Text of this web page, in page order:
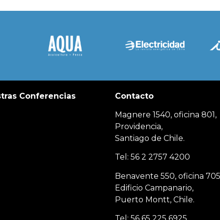
Conferencias Contacto
Magnere 1540, oficina 801,
Providencia,
Santiago de Chile.
Tel: 56 2 2757 4200
Benavente 550, oficina
Edificio Campanario,
Puerto Montt, Chile.